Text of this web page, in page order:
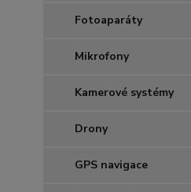
Fotoaparáty
Mikrofony
Kamerové systémy
Drony
GPS navigace